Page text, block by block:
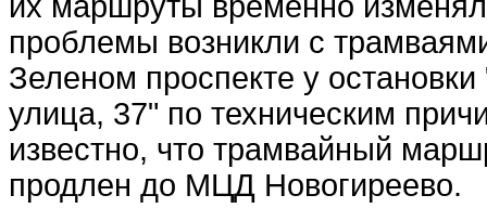
проблемы возникли с
Зеленом проспекте у
улица, 37" по техническим
известно, что трамвайный
продлен до МЦД Новогиреево.